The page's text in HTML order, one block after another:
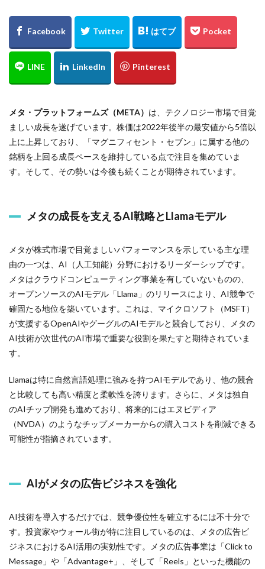
メタ・プラットフォームズ（META） は、テクノロジー市場で目覚
ましい成長を遂げています。株価は2022年後半の最安値から5倍以
上に上昇しており、「マグニフィセント・セブン」に属する他の
銘柄を上回る成長ペースを維持している点で注目を集めていま
す。そして、その勢いは今後も続くことが期待されています。
メタの成長を支えるAI戦略とLlamaモデル
メタが株式市場で目覚ましいパフォーマンスを示している主な理
由の一つは、AI（人工知能）分野におけるリーダーシップです。
メタはクラウドコンピューティング事業を有していないものの、
オープンソースのAIモデル「Llama」のリリースにより、AI競争で
確固たる地位を築いています。これは、マイクロソフト（MSFT）
が支援するOpenAIやグーグルのAIモデルと競合しており、メタの
AI技術が次世代のAI市場で重要な役割を果たすと期待されていま
す。
Llamaは特に自然言語処理に強みを持つAIモデルであり、他の競合
と比較しても高い精度と柔軟性を誇ります。さらに、メタは独自
のAIチップ開発も進めており、将来的にはエヌビディア
（NVDA）のようなチップメーカーからの購入コストを削減できる
可能性が指摘されています。
AIがメタの広告ビジネスを強化
AI技術を導入するだけでは、競争優位性を確立するには不十分で
す。投資家やウォール街が特に注目しているのは、メタの広告ビ
ジネスにおけるAI活用の実効性です。メタの広告事業は「Click to
Message」や「Advantage+」、そして「Reels」といった機能の